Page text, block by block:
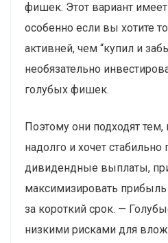
фишек. Этот вариант
особенно если вы хотите
активней, чем “купил и
необязательно
голубых фишек.
Поэтому они подходят тем,
надолго и хочет стабильно
дивидендные выплаты,
максимизировать
за короткий срок. —
низкими рисками для